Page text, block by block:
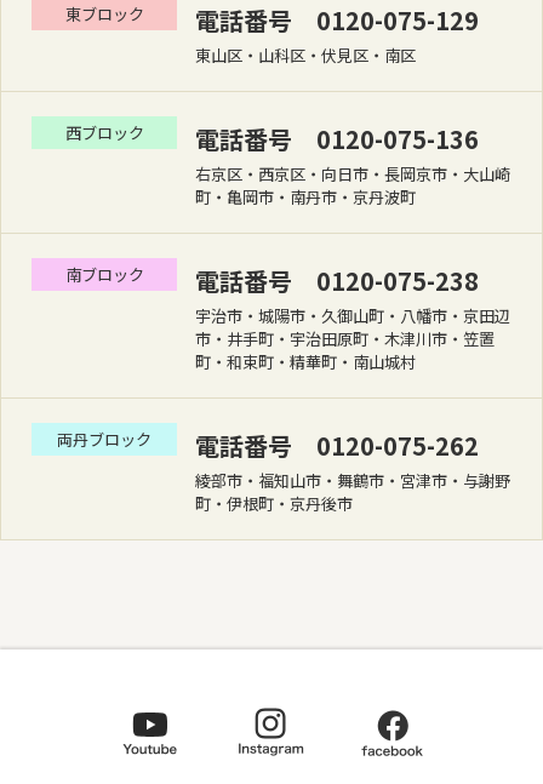
東ブロック 電話番号 0120-075-129
東山区・山科区・伏見区・南区
西ブロック 電話番号 0120-075-136
右京区・西京区・向日市・長岡京市・大山崎
町・亀岡市・南丹市・京丹波町
南ブロック 電話番号 0120-075-238
宇治市・城陽市・久御山町・八幡市・京田辺
市・井手町・宇治田原町・木津川市・笠置
町・和束町・精華町・南山城村
両丹ブロック 電話番号 0120-075-262
綾部市・福知山市・舞鶴市・宮津市・与謝野
町・伊根町・京丹後市